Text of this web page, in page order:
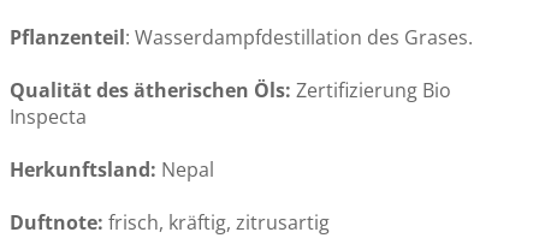
Pflanzenteil: Wasserdampfdestillation des Grases.
Qualität des ätherischen Öls: Zertifizierung Bio
Inspecta
Herkunftsland: Nepal
Duftnote: frisch, kräftig, zitrusartig